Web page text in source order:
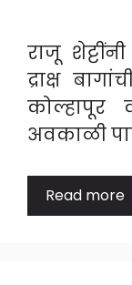
राजू
द्राक्ष
कोल्हापूर
अवकाळी
Read more